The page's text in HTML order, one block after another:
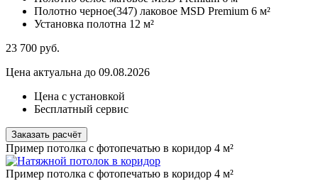
Полотно черное(347) лаковое MSD Premium 6 м²
Установка полотна 12 м²
23 700 руб.
Цена актуальна до 09.08.2026
Цена с установкой
Бесплатный сервис
Заказать расчёт
Пример потолка с фотопечатью в коридор 4 м²
Пример потолка с фотопечатью в коридор 4 м²